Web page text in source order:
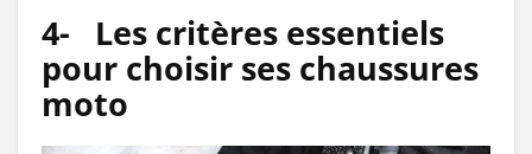
4-
Les critères essentiels
pour choisir ses chaussures
moto